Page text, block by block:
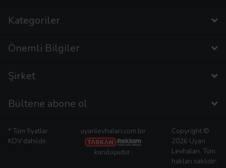
Kategoriler
Önemli Bilgiler
Şirket
Bültene abone ol
* Tüm fiyatlar
KDV dahildir.
uyarilevhalari.com bir
kuruluşudur.
Copyright ©
2026 Uyarı
Levhaları. Tüm
hakları saklıdır.